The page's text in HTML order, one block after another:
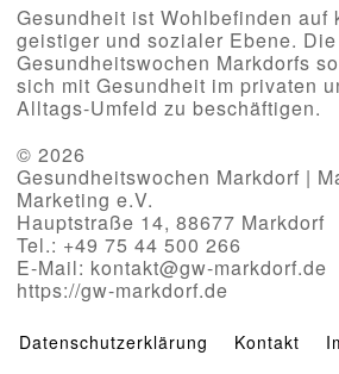
Gesundheit ist Wohlbefinden auf
geistiger und sozialer Ebene.
Gesundheitswochen Markdorfs
sich mit Gesundheit im privaten
Alltags-Umfeld zu beschäftigen.
© 2026
Gesundheitswochen Markdorf |
Marketing e.V.
Hauptstraße 14, 88677 Markdorf
Tel.: +49 75 44 500 266
E-Mail: kontakt@gw-markdorf.de
https://gw-markdorf.de
Datenschutzerklärung Kontakt